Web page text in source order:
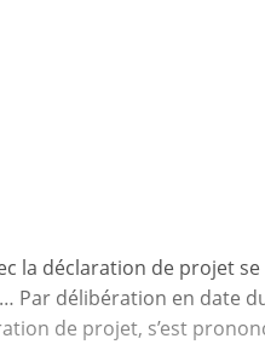
la déclaration de projet
Par délibération en date
de projet, s’est